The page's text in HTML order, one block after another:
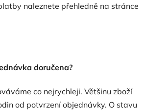
naleznete přehledně na stránce
doručena?
co nejrychleji. Většinu zboží
od potvrzení objednávky. O stavu